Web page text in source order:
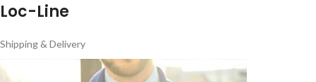
Loc-Line
Shipping & Delivery